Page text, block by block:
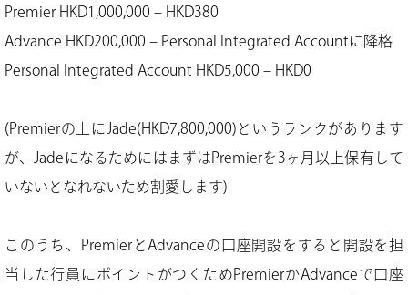
Premier HKD1,000,000 – HKD380
Advance HKD200,000 – Personal Integrated Accountに降格
Personal Integrated Account HKD5,000 – HKD0
(Premierの上にJade(HKD7,800,000)というランクがあります
が、JadeになるためにはまずはPremierを3ヶ月以上保有して
いないとなれないため割愛します)
このうち、PremierとAdvanceの口座開設をすると開設を担
当した行員にポイントがつくためPremierかAdvanceで口座